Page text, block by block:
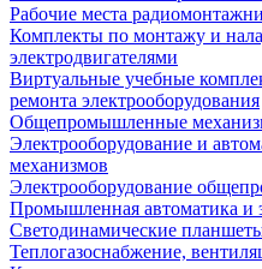
Рабочие места
Комплекты по монтажу и
электродвигателями
Виртуальные учебные
ремонта электрооборудования
Общепромышленные
Электрооборудование и
механизмов
Электрооборудование
Промышленная автоматика и
Светодинамические
Теплогазоснабжение,